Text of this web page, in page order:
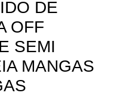
DE
OFF
SEMI
MANGAS